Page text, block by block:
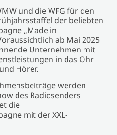
und die WFG für den
der beliebten
„Made in
ab Mai 2025
Unternehmen mit
in das Ohr
Hörer.
werden
des Radiosenders
die
mit der XXL-